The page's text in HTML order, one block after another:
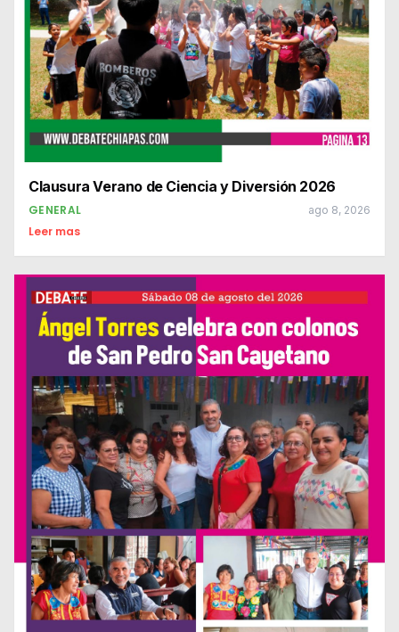
Clausura Verano de Ciencia y Diversión 2026
GENERAL ago 8, 2026
Leer mas